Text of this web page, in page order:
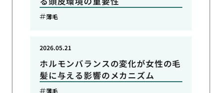
薄毛
ホルモンバランスの変化が女性の毛
髪に与える影響のメカニズム
2026.05.21
薄毛